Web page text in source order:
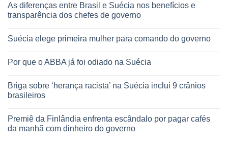
As diferenças entre Brasil e Suécia nos benefícios e
transparência dos chefes de governo
Suécia elege primeira mulher para comando do governo
Por que o ABBA já foi odiado na Suécia
Briga sobre ‘herança racista’ na Suécia inclui 9 crânios
brasileiros
Premiê da Finlândia enfrenta escândalo por pagar cafés
da manhã com dinheiro do governo